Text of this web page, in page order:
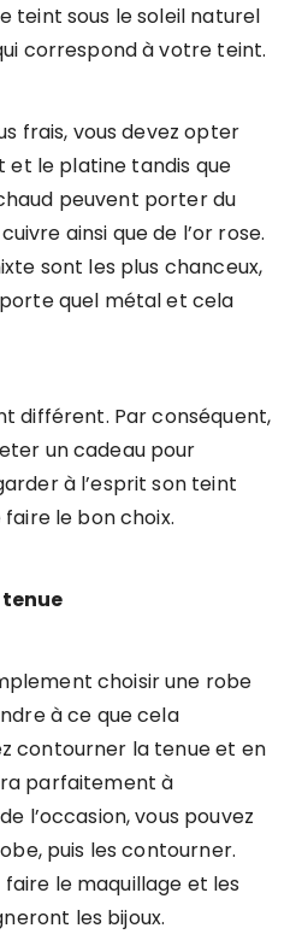
teint sous le soleil naturel
correspond à votre teint.
frais, vous devez opter
et le platine tandis que
peuvent porter du
ainsi que de l’or rose.
sont les plus chanceux,
quel métal et cela
différent. Par conséquent,
un cadeau pour
à l’esprit son teint
le bon choix.
choisir une robe
à ce que cela
contourner la tenue et en
parfaitement à
l’occasion, vous pouvez
puis les contourner.
le maquillage et les
les bijoux.